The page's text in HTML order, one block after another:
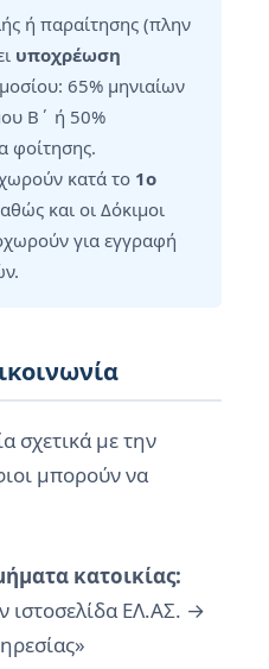
ή παραίτησης (πλην
υποχρέωση
65% μηνιαίων
Β΄ ή 50%
φοίτησης.
κατά το 1ο
και οι Δόκιμοι
για εγγραφή
σχετικά με την
μπορούν να
κατοικίας:
ιστοσελίδα ΕΛ.ΑΣ. →